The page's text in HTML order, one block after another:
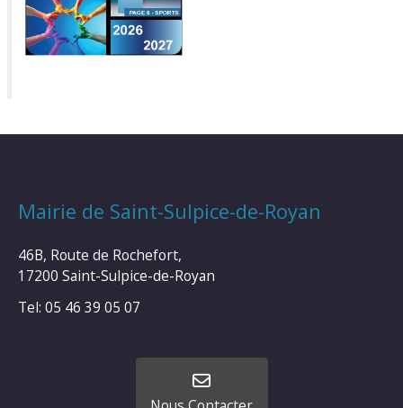
Mairie de Saint-Sulpice-de-Royan
46B, Route de Rochefort,
17200 Saint-Sulpice-de-Royan
Tel: 05 46 39 05 07